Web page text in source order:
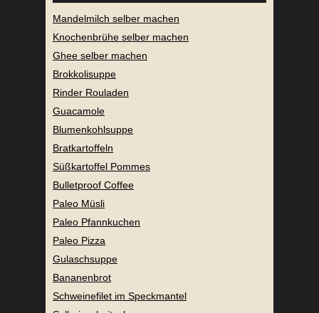
Mandelmilch selber machen
Knochenbrühe selber machen
Ghee selber machen
Brokkolisuppe
Rinder Rouladen
Guacamole
Blumenkohlsuppe
Bratkartoffeln
Süßkartoffel Pommes
Bulletproof Coffee
Paleo Müsli
Paleo Pfannkuchen
Paleo Pizza
Gulaschsuppe
Bananenbrot
Schweinefilet im Speckmantel